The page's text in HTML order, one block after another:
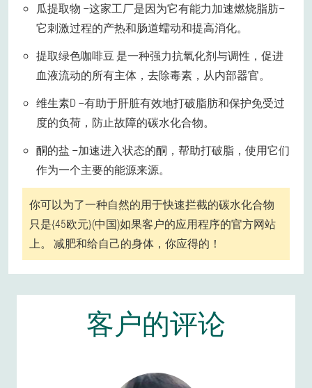
瓜提取物 –这家工厂是因为它有能力加速燃烧脂肪–
它刺激过程的产热和肠道蠕动和提高消化。
提取绿色咖啡豆 是一种强力抗氧化剂与调性，促进
血液流动的所有主体，去除毒素，从内部器官。
维生素D –有助于肝脏有效地打破脂肪和保护免受过
度的负荷，防止故障的碳水化合物。
酮的盐 –加速进入状态的酮，帮助打破脂，使用它们
作为一个主要的能源来源。
你可以为了一种自然的用于快速拦截的碳水化合物
只是{45欧元}(中国)如果客户的应用程序的官方网站
上。 减肥和给自己的身体，你应得的！
客户的评论